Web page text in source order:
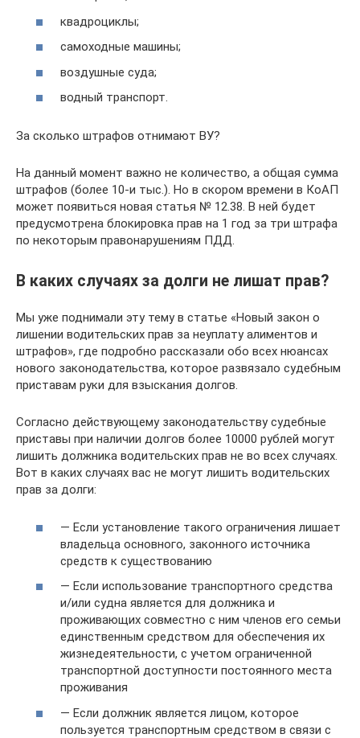
квадроциклы;
самоходные машины;
воздушные суда;
водный транспорт.
За сколько штрафов отнимают ВУ?
На данный момент важно не количество, а общая сумма
штрафов (более 10-и тыс.). Но в скором времени в КоАП
может появиться новая статья № 12.38. В ней будет
предусмотрена блокировка прав на 1 год за три штрафа
по некоторым правонарушениям ПДД.
В каких случаях за долги не лишат прав?
Мы уже поднимали эту тему в статье «Новый закон о
лишении водительских прав за неуплату алиментов и
штрафов», где подробно рассказали обо всех нюансах
нового законодательства, которое развязало судебным
приставам руки для взыскания долгов.
Согласно действующему законодательству судебные
приставы при наличии долгов более 10000 рублей могут
лишить должника водительских прав не во всех случаях.
Вот в каких случаях вас не могут лишить водительских
прав за долги:
— Если установление такого ограничения лишает
владельца основного, законного источника
средств к существованию
— Если использование транспортного средства
и/или судна является для должника и
проживающих совместно с ним членов его семьи
единственным средством для обеспечения их
жизнедеятельности, с учетом ограниченной
транспортной доступности постоянного места
проживания
— Если должник является лицом, которое
пользуется транспортным средством в связи с